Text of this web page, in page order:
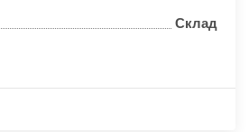
Склад